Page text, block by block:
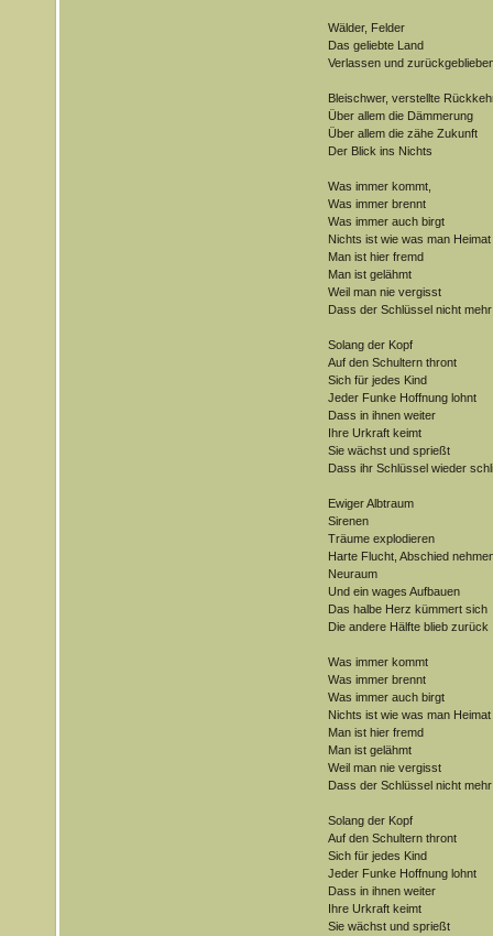
Wälder, Felder
Das geliebte Land
Verlassen und
Bleischwer, verstellte
Über allem die Dämmerung
Über allem die zähe Zukunft
Der Blick ins Nichts
Was immer kommt,
Was immer brennt
Was immer auch birgt
Nichts ist wie was man Heimat
Man ist hier fremd
Man ist gelähmt
Weil man nie vergisst
Dass der Schlüssel nicht
Solang der Kopf
Auf den Schultern thront
Sich für jedes Kind
Jeder Funke Hoffnung lohnt
Dass in ihnen weiter
Ihre Urkraft keimt
Sie wächst und sprießt
Dass ihr Schlüssel wieder
Ewiger Albtraum
Sirenen
Träume explodieren
Harte Flucht, Abschied
Neuraum
Und ein wages Aufbauen
Das halbe Herz kümmert sich
Die andere Hälfte blieb zurück
Was immer kommt
Was immer brennt
Was immer auch birgt
Nichts ist wie was man Heimat
Man ist hier fremd
Man ist gelähmt
Weil man nie vergisst
Dass der Schlüssel nicht
Solang der Kopf
Auf den Schultern thront
Sich für jedes Kind
Jeder Funke Hoffnung lohnt
Dass in ihnen weiter
Ihre Urkraft keimt
Sie wächst und sprießt